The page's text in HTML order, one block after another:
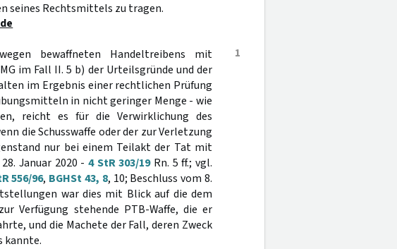
seines Rechtsmittels zu tragen.
1
bewaffneten Handeltreibens mit
im Fall II. 5 b) der Urteilsgründe und der
im Ergebnis einer rechtlichen Prüfung
in nicht geringer Menge - wie
reicht es für die Verwirklichung des
die Schusswaffe oder der zur Verletzung
nur bei einem Teilakt der Tat mit
Januar 2020 - 4 StR 303/19Rn. 5 ff.; vgl.
556/96, BGHSt 43, 8, 10; Beschluss vom 8.
war dies mit Blick auf die dem
Verfügung stehende PTB-Waffe, die er
und die Machete der Fall, deren Zweck
kannte.